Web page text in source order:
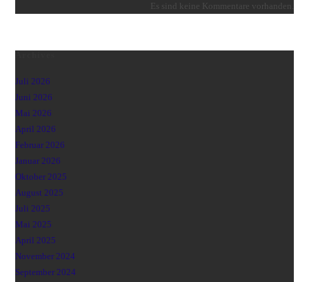
Es sind keine Kommentare vorhanden.
Juli 2026
Juni 2026
Mai 2026
April 2026
Februar 2026
Januar 2026
Oktober 2025
August 2025
Juli 2025
Mai 2025
April 2025
November 2024
September 2024